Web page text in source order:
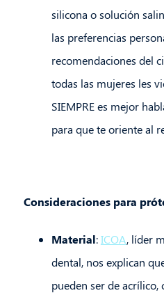
silicona o solución
las preferencias
recomendaciones del
todas las mujeres les
SIEMPRE es mejor
para que te oriente al
Consideraciones para
Material:ICOA, líder
dental, nos explican
pueden ser de acrílico,